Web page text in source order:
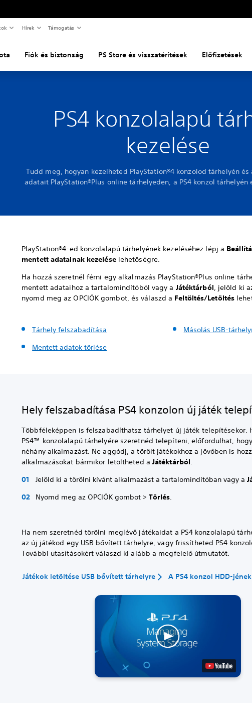
Hírek Támogatás
Fiók és biztonság PS Store és visszatérítések Előfizetések
PS4 konzolalapú
kezelése
Tudd meg, hogyan kezelheted PlayStation®4 konzolod tárhelyén
adatait PlayStation®Plus online tárhelyeden, a PS4 konzol tárhelyén
PlayStation®4-ed konzolalapú tárhelyének kezeléséhez lépj a
mentett adatainak kezeléselehetőségre.
Ha hozzá szeretnél férni egy alkalmazás PlayStation®Plus online
mentett adataihoz a tartalomindítóból vagy a Játéktárból, jelöld ki
nyomd meg az OPCIÓK gombot, és válaszd a Feltöltés/Letöltés
Tárhely felszabadítása
Mentett adatok törlése
Másolás USB-
Hely felszabadítása PS4 konzolon új játék
Többféleképpen is felszabadíthatsz tárhelyet új játék telepítésekor.
PS4™ konzolalapú tárhelyére szeretnéd telepíteni, előfordulhat,
néhány alkalmazást. Ne aggódj, a törölt játékokhoz a jövőben is
alkalmazásokat bármikor letöltheted a Játéktárból.
Jelöld ki a törölni kívánt alkalmazást a tartalomindítóban vagy a
Nyomd meg az OPCIÓK gombot >Törlés.
Ha nem szeretnéd törölni meglévő játékaidat a PS4 konzolalapú
az új játékod egy USB bővített tárhelyre, vagy frissítheted PS4
További utasításokért válaszd ki alább a megfelelő útmutatót.
Játékok letöltése USB bővített tárhelyre A PS4 konzol HDD-